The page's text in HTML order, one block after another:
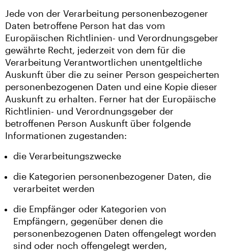
Jede von der Verarbeitung personenbezogener
Daten betroffene Person hat das vom
Europäischen Richtlinien- und Verordnungsgeber
gewährte Recht, jederzeit von dem für die
Verarbeitung Verantwortlichen unentgeltliche
Auskunft über die zu seiner Person gespeicherten
personenbezogenen Daten und eine Kopie dieser
Auskunft zu erhalten. Ferner hat der Europäische
Richtlinien- und Verordnungsgeber der
betroffenen Person Auskunft über folgende
Informationen zugestanden:
die Verarbeitungszwecke
die Kategorien personenbezogener Daten, die
verarbeitet werden
die Empfänger oder Kategorien von
Empfängern, gegenüber denen die
personenbezogenen Daten offengelegt worden
sind oder noch offengelegt werden,